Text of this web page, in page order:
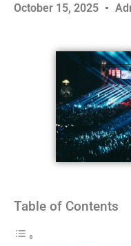
October 15, 2025
Table of Contents